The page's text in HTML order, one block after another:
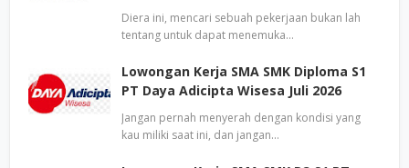
Diera ini, mencari sebuah pekerjaan bukan lah
tentang untuk dapat menemuka…
Lowongan Kerja SMA SMK Diploma S1
PT Daya Adicipta Wisesa Juli 2026
Jangan pernah menyerah dengan kondisi yang
kau miliki saat ini, dan jangan…